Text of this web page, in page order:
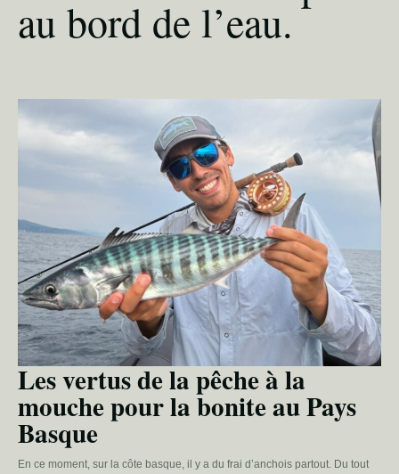
au bord de l’eau.
Les vertus de la pêche à la
mouche pour la bonite au Pays
Basque
En ce moment, sur la côte basque, il y a du frai d’anchois partout. Du tout